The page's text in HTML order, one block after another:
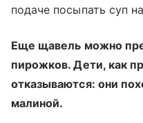
подаче посыпать суп
Еще щавель можно
пирожков. Дети, как
отказываются: они
малиной.